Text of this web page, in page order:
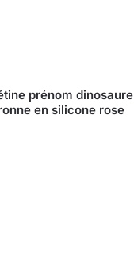
prénom dinosaure
en silicone rose